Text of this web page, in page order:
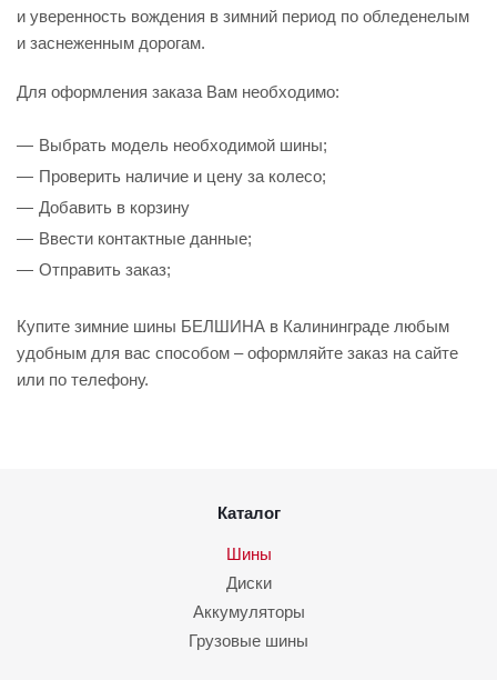
и уверенность вождения в зимний период по обледенелым
и заснеженным дорогам.
Для оформления заказа Вам необходимо:
Выбрать модель необходимой шины;
Проверить наличие и цену за колесо;
Добавить в корзину
Ввести контактные данные;
Отправить заказ;
Купите зимние шины БЕЛШИНА в Калининграде любым
удобным для вас способом – оформляйте заказ на сайте
или по телефону.
Каталог
Шины
Диски
Аккумуляторы
Грузовые шины